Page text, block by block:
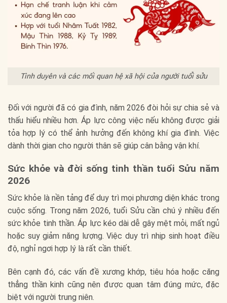
Tình duyên và các mối quan hệ xã hội của người tuổi sửu
Đối với người đã có gia đình, năm 2026 đòi hỏi sự chia sẻ và
thấu hiểu nhiều hơn. Áp lực công việc nếu không được giải
tỏa hợp lý có thể ảnh hưởng đến không khí gia đình. Việc
dành thời gian cho người thân sẽ giúp cân bằng vận khí.
Sức khỏe và đời sống tinh thần tuổi Sửu năm
2026
Sức khỏe là nền tảng để duy trì mọi phương diện khác trong
cuộc sống. Trong năm 2026, tuổi Sửu cần chú ý nhiều đến
sức khỏe tinh thần. Áp lực kéo dài dễ gây mệt mỏi, mất ngủ
hoặc suy giảm năng lượng. Việc duy trì nhịp sinh hoạt điều
độ, nghỉ ngơi hợp lý là rất cần thiết.
Bên cạnh đó, các vấn đề xương khớp, tiêu hóa hoặc căng
thẳng thần kinh cũng nên được quan tâm đúng mức, đặc
biệt với người trung niên.